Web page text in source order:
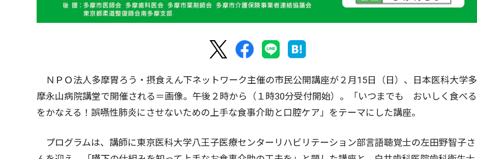
ＮＰＯ法人多摩胃ろう・摂食えん下ネットワーク主催の市民公開講座が２月15日（日）、日本医科大学多
摩永山病院講堂で開催される＝画像。午後２時から（１時30分受付開始）。「いつまでも おいしく食べる
をかなえる！誤嚥性肺炎にさせないための上手な食事介助と口腔ケア」をテーマにした講座。
プログラムは、講師に東京医科大学八王子医療センターリハビリテーション部言語聴覚士の左田野智子さ